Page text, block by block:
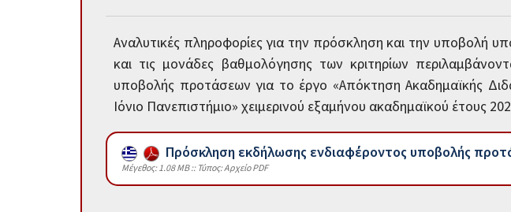
Αναλυτικές πληροφορίες για την πρόσκληση και την υποβολή
και τις μονάδες βαθμολόγησης των κριτηρίων
υποβολής προτάσεων για το έργο «Απόκτηση Ακαδημαϊκής
Ιόνιο Πανεπιστήμιο» χειμερινού εξαμήνου ακαδημαϊκού έτους
Πρόσκληση εκδήλωσης ενδιαφέροντος υποβολής
Mέγεθος: 1.08 MB :: Τύπος: Αρχείο PDF